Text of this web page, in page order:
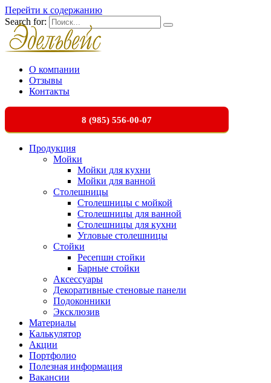
Перейти к содержанию
Search for:
О компании
Отзывы
Контакты
8 (985) 556-00-07
Продукция
Мойки
Мойки для кухни
Мойки для ванной
Столешницы
Столешницы с мойкой
Столешницы для ванной
Столешницы для кухни
Угловые столешницы
Стойки
Ресепшн стойки
Барные стойки
Аксессуары
Декоративные стеновые панели
Подоконники
Эксклюзив
Материалы
Калькулятор
Акции
Портфолио
Полезная информация
Вакансии